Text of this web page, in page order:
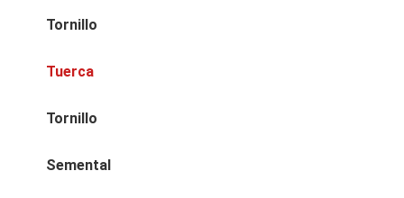
Tornillo
Tuerca
Tornillo
Semental